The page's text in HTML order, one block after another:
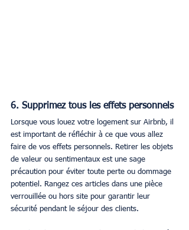
6. Supprimez tous les effets personnels
Lorsque vous louez votre logement sur Airbnb, il
est important de réfléchir à ce que vous allez
faire de vos effets personnels. Retirer les objets
de valeur ou sentimentaux est une sage
précaution pour éviter toute perte ou dommage
potentiel. Rangez ces articles dans une pièce
verrouillée ou hors site pour garantir leur
sécurité pendant le séjour des clients.